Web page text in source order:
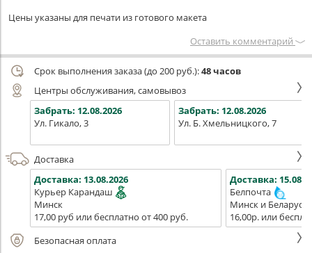
Цены указаны для печати из готового макета
Оставить комментарий
Срок выполнения заказа (до 200 руб.):48 часов
Центры обслуживания, самовывоз
Забрать: 12.08.2026
Ул. Гикало, 3
Забрать: 12.08.2026
Ул. Б. Хмельницкого, 7
Доставка
Доставка: 13.08.2026
Курьер Карандаш
Минск
17,00 руб или бесплатно от 400 руб.
Доставка:
Белпочта
Минск и Беларусь
16,00р. или
Безопасная оплата